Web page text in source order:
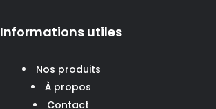
Informations utiles
Nos produits
À propos
Contact